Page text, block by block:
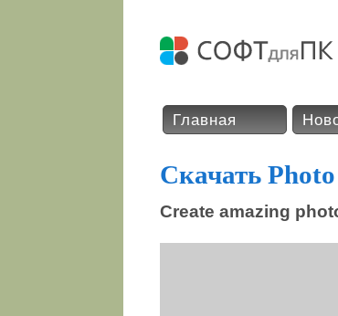
Главная
Скачать
Create amazing